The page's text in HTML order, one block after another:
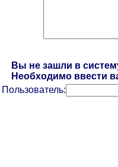
Вы не зашли в
Необходимо ввести
Пользователь: